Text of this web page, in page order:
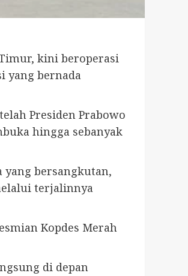
kini beroperasi
yang bernada
Presiden Prabowo
hingga sebanyak
yang bersangkutan,
terjalinnya
Kopdes Merah
di depan